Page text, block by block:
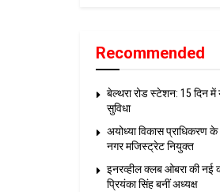
Recommended
बेल्थरा रोड स्टेशन: 15 दिन में
सुविधा
अयोध्या विकास प्राधिकरण
नगर मजिस्ट्रेट नियुक्त
इनरव्हील क्लब ओबरा की नई
प्रियंका सिंह बनीं अध्यक्ष